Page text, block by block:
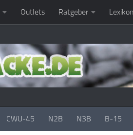
Outlets Ratgeber Lexikon
CWU-45 N2B N3B B-15